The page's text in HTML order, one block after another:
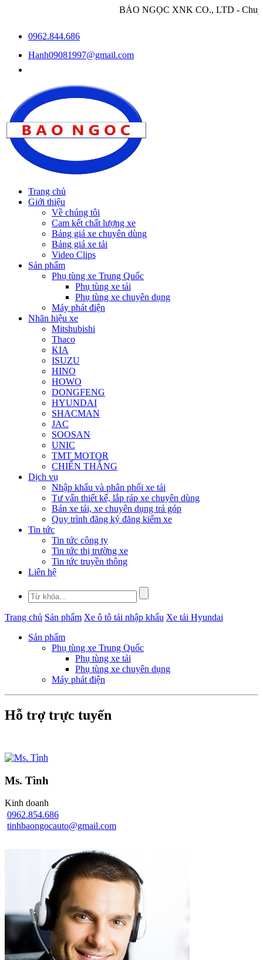
BẢO NGỌC XNK CO., LTD - Chuyên nhập
0962.844.686
Hanh09081997@gmail.com
Trang chủ
Giới thiệu
Về chúng tôi
Cam kết chất lượng xe
Bảng giá xe chuyên dùng
Bảng giá xe tải
Video Clips
Sản phẩm
Phụ tùng xe Trung Quốc
Phụ tùng xe tải
Phụ tùng xe chuyên dụng
Máy phát điện
Nhãn hiệu xe
Mitshubishi
Thaco
KIA
ISUZU
HINO
HOWO
DONGFENG
HYUNDAI
SHACMAN
JAC
SOOSAN
UNIC
TMT MOTOR
CHIẾN THẮNG
Dịch vụ
Nhập khẩu và phân phối xe tải
Tư vấn thiết kế, lắp ráp xe chuyên dùng
Bán xe tải, xe chuyên dụng trả góp
Quy trình đăng ký đăng kiểm xe
Tin tức
Tin tức công ty
Tin tức thị trường xe
Tin tức truyền thông
Liên hệ
Trang chủ Sản phẩm Xe ô tô tải nhập khẩu Xe tải Hyundai
Sản phẩm
Phụ tùng xe Trung Quốc
Phụ tùng xe tải
Phụ tùng xe chuyên dụng
Máy phát điện
Hỗ trợ trực tuyến
Ms. Tình
Kinh doanh
0962.854.686
tinhbaongocauto@gmail.com